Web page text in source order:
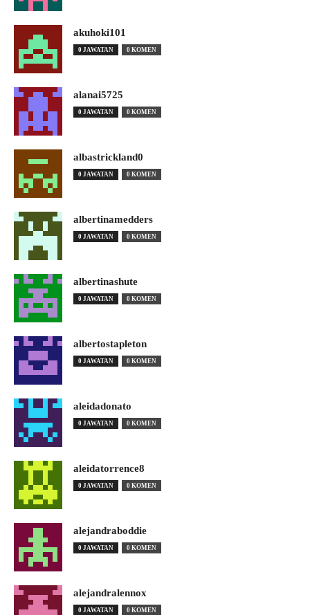
akuhoki101
0 JAWATAN 0 KOMEN
alanai5725
0 JAWATAN 0 KOMEN
albastrickland0
0 JAWATAN 0 KOMEN
albertinamedders
0 JAWATAN 0 KOMEN
albertinashute
0 JAWATAN 0 KOMEN
albertostapleton
0 JAWATAN 0 KOMEN
aleidadonato
0 JAWATAN 0 KOMEN
aleidatorrence8
0 JAWATAN 0 KOMEN
alejandraboddie
0 JAWATAN 0 KOMEN
alejandralennox
0 JAWATAN 0 KOMEN